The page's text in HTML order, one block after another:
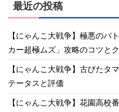
最近の投稿
【にゃんこ大戦争】極悪のバ
カー超極ムズ」攻略のコツと
【にゃんこ大戦争】古びたタ
テータスと評価
【にゃんこ大戦争】花園高校